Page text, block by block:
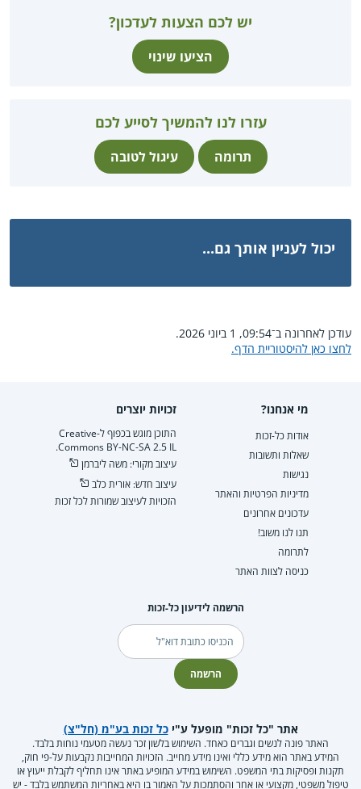
יש לכם הצעות לעדכון?
הציעו שינוי
עזרו לנו להמשיך לסייע לכם
תרומה עיגול לטובה
יכול לעניין אותך גם...
עודכן לאחרונה ב־09:54, 1 ביוני 2026.
לחצו כאן להיסטוריית הדף.
מי אנחנו?
אודות כל-זכות
שאלות ותשובות
נגישות
מדיניות הפרטיות והאתר
עדכונים אחרונים
תנו לנו משוב!
לתרומה
כניסה לצוות האתר
זכויות יוצרים
התוכן מוגש בכפוף ל-Creative
Commons BY-NC-SA 2.5 IL.
עיצוב מקורי: משה ליברמן
עיצוב חדש: אורית כלב
הזכויות לעיצוב שמורות לכל זכות
הרשמה לידיעון כל-זכות
דוא"ל
הרשמה
אתר "כל זכות" מופעל ע"יכל זכות בע"מ (חל"צ)
האתר פונה לנשים וגברים כאחד. השימוש בלשון זכר נעשה מטעמי נוחות בלבד.
המידע באתר הוא מידע כללי ואינו מידע מחייב. הזכויות המחייבות נקבעות על-פי חוק,
תקנות ופסיקות בתי המשפט. השימוש במידע המופיע באתר אינו תחליף לקבלת ייעוץ או
טיפול משפטי, מקצועי או אחר והסתמכות על האמור בו היא באחריות המשתמש בלבד - יש